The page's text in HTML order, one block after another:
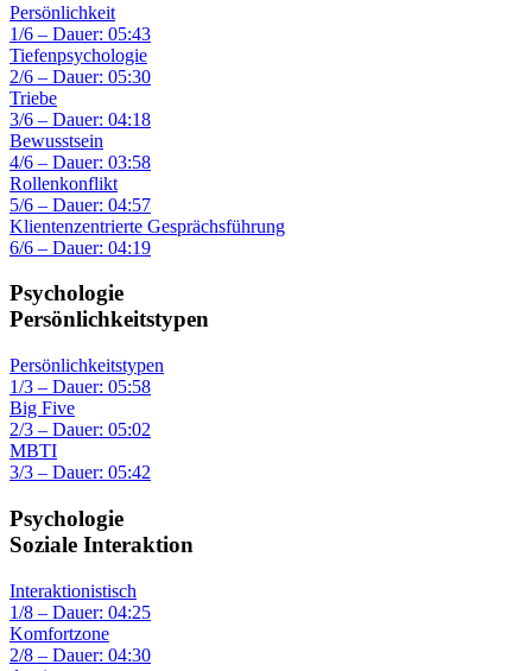
Persönlichkeit
1/6 – Dauer: 05:43
Tiefenpsychologie
2/6 – Dauer: 05:30
Triebe
3/6 – Dauer: 04:18
Bewusstsein
4/6 – Dauer: 03:58
Rollenkonflikt
5/6 – Dauer: 04:57
Klientenzentrierte Gesprächsführung
6/6 – Dauer: 04:19
Psychologie
Persönlichkeitstypen
Persönlichkeitstypen
1/3 – Dauer: 05:58
Big Five
2/3 – Dauer: 05:02
MBTI
3/3 – Dauer: 05:42
Psychologie
Soziale Interaktion
Interaktionistisch
1/8 – Dauer: 04:25
Komfortzone
2/8 – Dauer: 04:30